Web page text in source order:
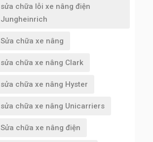
sửa chữa lỗi xe nâng điện
Jungheinrich
Sửa chữa xe nâng
sửa chữa xe nâng Clark
sửa chữa xe nâng Hyster
sửa chữa xe nâng Unicarriers
Sửa chữa xe nâng điện